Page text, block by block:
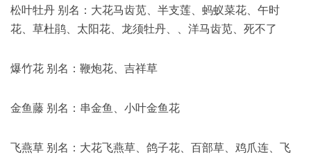
松叶牡丹 别名：大花马齿苋、半支莲、蚂蚁菜花、午时
花、草杜鹃、太阳花、龙须牡丹、、洋马齿苋、死不了
爆竹花 别名：鞭炮花、吉祥草
金鱼藤 别名：串金鱼、小叶金鱼花
飞燕草 别名：大花飞燕草、鸽子花、百部草、鸡爪连、飞